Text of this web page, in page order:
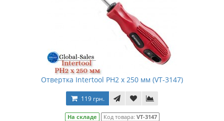
Отвертка Intertool PH2 х 250 мм (VT-3147)
119 грн.
На складе Код товара: VT-3147